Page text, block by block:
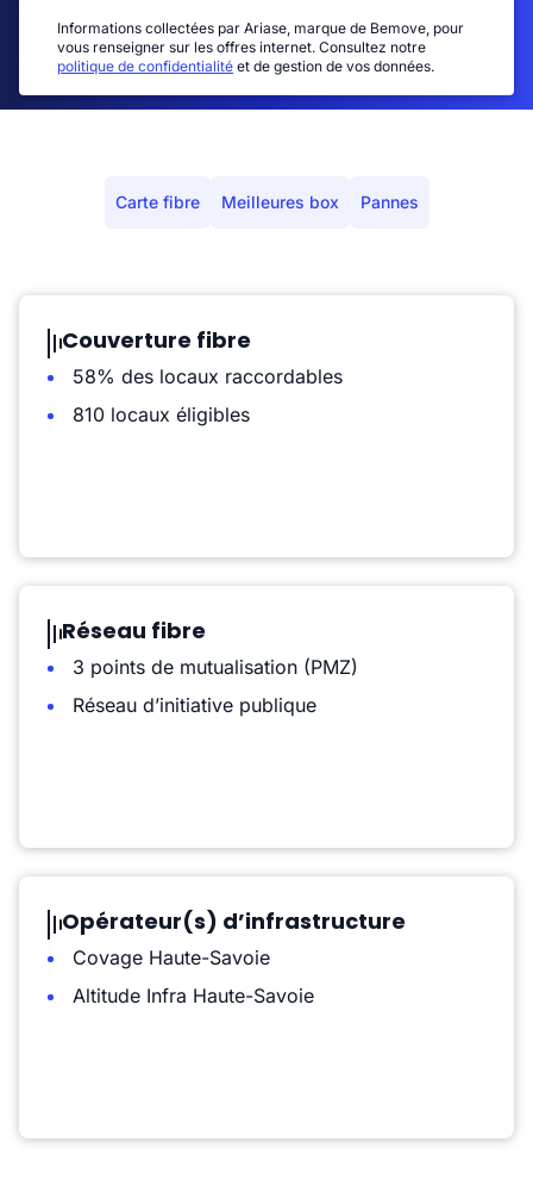
Informations collectées par Ariase, marque de Bemove, pour
vous renseigner sur les offres internet. Consultez notre
politique de confidentialité et de gestion de vos données.
Carte fibre Meilleures box Pannes
Couverture fibre
58% des locaux raccordables
810 locaux éligibles
Réseau fibre
3 points de mutualisation (PMZ)
Réseau d’initiative publique
Opérateur(s) d’infrastructure
Covage Haute-Savoie
Altitude Infra Haute-Savoie